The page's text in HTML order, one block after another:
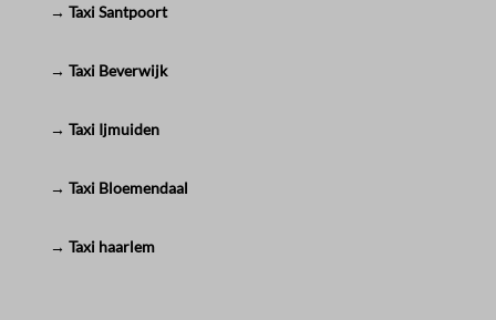
→ Taxi Santpoort
→ Taxi Beverwijk
→ Taxi Ijmuiden
→ Taxi Bloemendaal
→ Taxi haarlem